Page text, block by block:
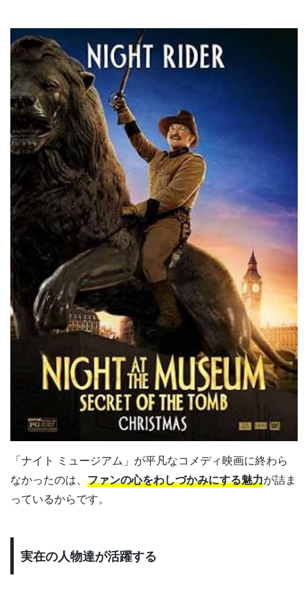
「ナイト ミュージアム」が平凡なコメディ映画に終わら
なかったのは、 ファンの心をわしづかみにする魅力が詰ま
っているからです。
実在の人物達が活躍する